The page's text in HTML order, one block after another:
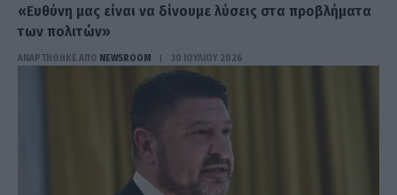
«Ευθύνη μας είναι να δίνουμε λύσεις στα προβλήματα
των πολιτών»
ΑΝΑΡΤΗΘΗΚΕ ΑΠΟ NEWSROOM 30 ΙΟΥΛΊΟΥ 2026